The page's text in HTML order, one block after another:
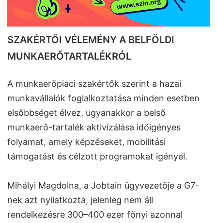
SZAKÉRTŐI VÉLEMÉNY A BELFÖLDI
MUNKAERŐTARTALÉKRÓL
A munkaerőpiaci szakértők szerint a hazai
munkavállalók foglalkoztatása minden esetben
elsőbbséget élvez, ugyanakkor a belső
munkaerő-tartalék aktivizálása időigényes
folyamat, amely képzéseket, mobilitási
támogatást és célzott programokat igényel.
Mihályi Magdolna, a Jobtain ügyvezetője a G7-
nek azt nyilatkozta, jelenleg nem áll
rendelkezésre 300–400 ezer főnyi azonnal